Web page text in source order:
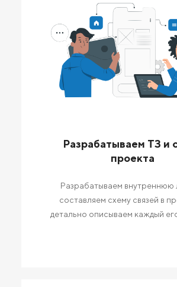
Разрабатываем ТЗ и
проекта
Разрабатываем внутреннюю
составляем схему связей в
детально описываем каждый